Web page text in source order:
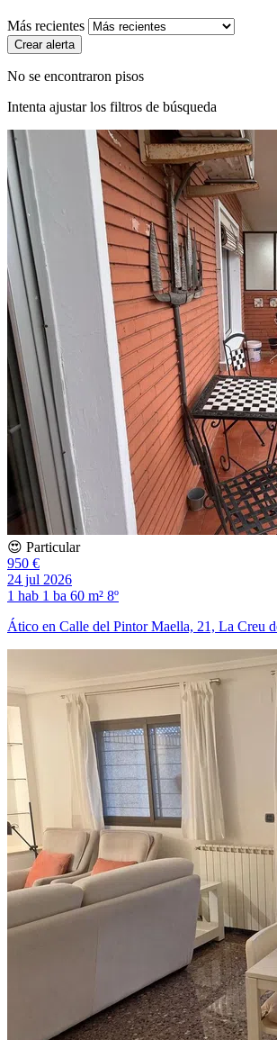
Más recientes
Crear alerta
No se encontraron pisos
Intenta ajustar los filtros de búsqueda
😍 Particular
950 €
24 jul 2026
1 hab 1 ba 60 m² 8º
Ático en Calle del Pintor Maella, 21, La Creu